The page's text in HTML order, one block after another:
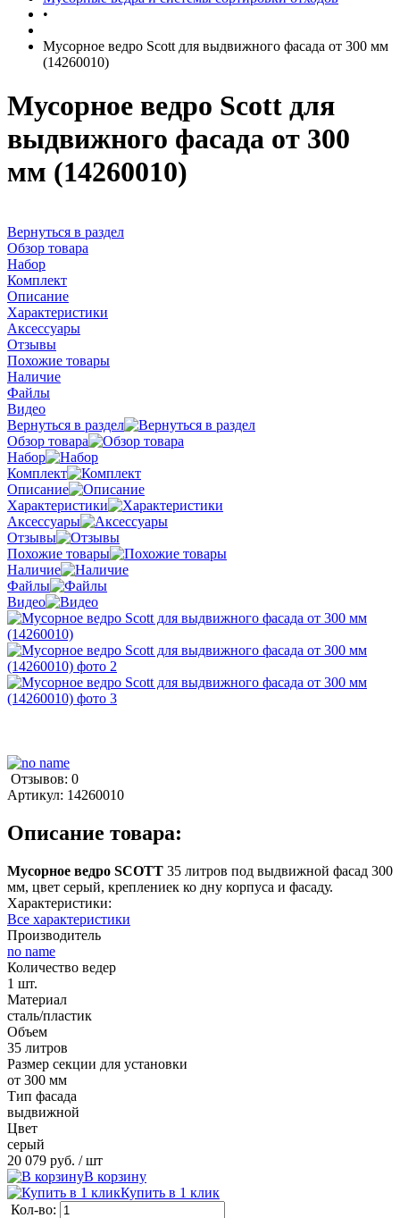
•
Мусорное ведро Scott для выдвижного фасада от 300 мм
(14260010)
Мусорное ведро Scott для
выдвижного фасада от 300
мм (14260010)
Вернуться в раздел
Обзор товара
Набор
Комплект
Описание
Характеристики
Аксессуары
Отзывы
Похожие товары
Наличие
Файлы
Видео
Вернуться в раздел
Обзор товара
Набор
Комплект
Описание
Характеристики
Аксессуары
Отзывы
Похожие товары
Наличие
Файлы
Видео
Отзывов: 0
Артикул: 14260010
Описание товара:
Мусорное ведро SCOTT 35 литров под выдвижной фасад 300
мм, цвет серый, креплениек ко дну корпуса и фасаду.
Характеристики:
Все характеристики
Производитель
no name
Количество ведер
1 шт.
Материал
сталь/пластик
Объем
35 литров
Размер секции для установки
от 300 мм
Тип фасада
выдвижной
Цвет
серый
20 079 руб. / шт
В корзину
Купить в 1 клик
Кол-во: